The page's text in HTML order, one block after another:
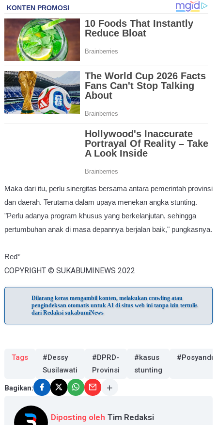
Maka dari itu, perlu sinergitas bersama antara pemerintah provinsi
dan daerah. Terutama dalam upaya menekan angka stunting.
"Perlu adanya program khusus yang berkelanjutan, sehingga
pertumbuhan anak di masa depannya berjalan baik," pungkasnya.
Red*
COPYRIGHT © SUKABUMINEWS 2022
Dilarang keras mengambil konten, melakukan crawling atau
pengindeksan otomatis untuk AI di situs web ini tanpa izin tertulis
dari Redaksi sukabumiNews
Tags
#Dessy
Susilawati
#DPRD-
Provinsi
#kasus
stunting
#Posyandu
Bagikan:
Diposting oleh Tim Redaksi